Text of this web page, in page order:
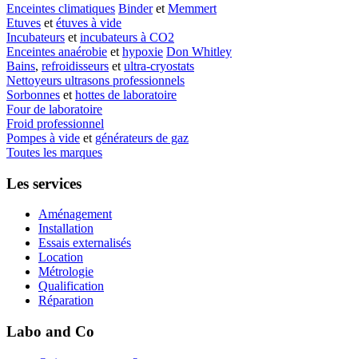
Enceintes climatiques Binderet Memmert
Etuves et étuves à vide
Incubateurs et incubateurs à CO2
Enceintes anaérobie et hypoxie Don Whitley
Bains, refroidisseurs et ultra-cryostats
Nettoyeurs ultrasons professionnels
Sorbonnes et hottes de laboratoire
Four de laboratoire
Froid professionnel
Pompes à vide et générateurs de gaz
Toutes les marques
Les services
Aménagement
Installation
Essais externalisés
Location
Métrologie
Qualification
Réparation
Labo and Co